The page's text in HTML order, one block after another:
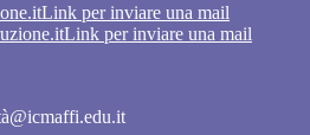
Link per inviare una mail
Link per inviare una mail